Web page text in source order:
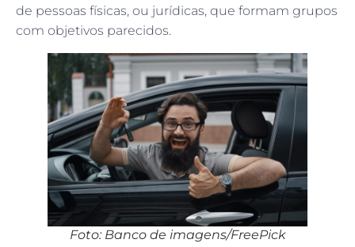
de pessoas físicas, ou jurídicas, que formam grupos
com objetivos parecidos.
Foto: Banco de imagens/FreePick